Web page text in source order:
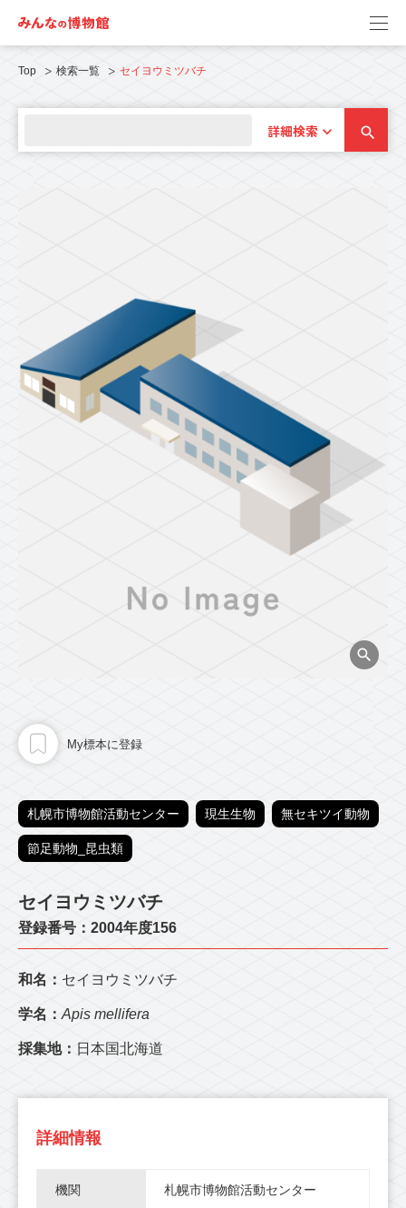
Top 検索一覧 セイヨウミツバチ
詳細検索
My標本に登録
札幌市博物館活動センター 現生生物 無セキツイ動物
節足動物_昆虫類
セイヨウミツバチ
登録番号：2004年度156
和名： セイヨウミツバチ
学名： Apis mellifera
採集地： 日本国北海道
詳細情報
機関 札幌市博物館活動センター